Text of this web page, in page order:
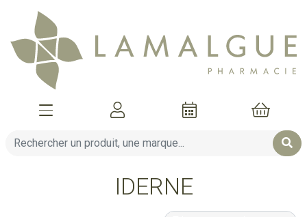
Afficher la navigation
Mon
IDERNE